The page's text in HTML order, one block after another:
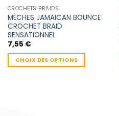
CROCHETS BRAIDS
MÈCHES JAMAICAN BOUNCE
CROCHET BRAID
SENSATIONNEL
7,55 €
CHOIX DES OPTIONS